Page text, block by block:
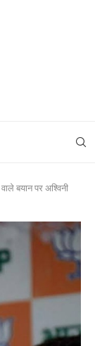
वाले बयान पर अश्विनी